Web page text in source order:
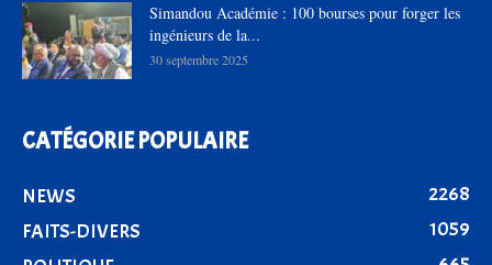
Simandou Académie : 100 bourses pour forger les
ingénieurs de la...
30 septembre 2025
CATÉGORIE POPULAIRE
NEWS
2268
FAITS-DIVERS
1059